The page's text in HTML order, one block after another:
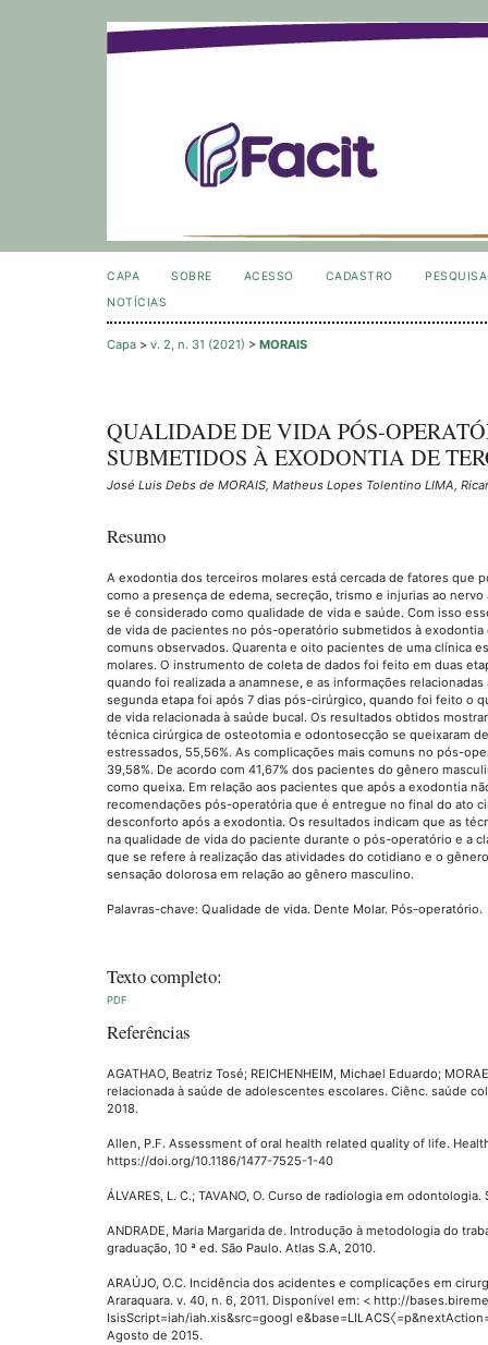
CAPA SOBRE ACESSO CADASTRO
PESQUISA
NOTÍCIAS
Capa > v. 2, n. 31 (2021) > MORAIS
QUALIDADE DE VIDA PÓS-
SUBMETIDOS À EXODONTIA DE
José Luis Debs de MORAIS, Matheus Lopes Tolentino LIMA,
Resumo
A exodontia dos terceiros molares está cercada de fatores que
como a presença de edema, secreção, trismo e injurias ao
se é considerado como qualidade de vida e saúde. Com isso
de vida de pacientes no pós-operatório submetidos à
comuns observados. Quarenta e oito pacientes de uma clínica
molares. O instrumento de coleta de dados foi feito em duas
quando foi realizada a anamnese, e as informações
segunda etapa foi após 7 dias pós-cirúrgico, quando foi feito o
de vida relacionada à saúde bucal. Os resultados obtidos
técnica cirúrgica de osteotomia e odontosecção se queixaram
estressados, 55,56%. As complicações mais comuns no pós-
39,58%. De acordo com 41,67% dos pacientes do gênero
como queixa. Em relação aos pacientes que após a exodontia
recomendações pós-operatória que é entregue no final do ato
desconforto após a exodontia. Os resultados indicam que as
na qualidade de vida do paciente durante o pós-operatório e a
que se refere à realização das atividades do cotidiano e o
sensação dolorosa em relação ao gênero masculino.
Palavras-chave: Qualidade de vida. Dente Molar. Pós-operatório.
Texto completo:
PDF
Referências
AGATHAO, Beatriz Tosé; REICHENHEIM, Michael Eduardo;
relacionada à saúde de adolescentes escolares. Ciênc. saúde
2018.
Allen, P.F. Assessment of oral health related quality of life.
https://doi.org/10.1186/1477-7525-1-40
ÁLVARES, L. C.; TAVANO, O. Curso de radiologia em
ANDRADE, Maria Margarida de. Introdução à metodologia do
graduação, 10 ª ed. São Paulo. Atlas S.A, 2010.
ARAÚJO, O.C. Incidência dos acidentes e complicações em
Araraquara. v. 40, n. 6, 2011. Disponível em: < http://
IsisScript=iah/iah.xis&src=googl
Agosto de 2015.